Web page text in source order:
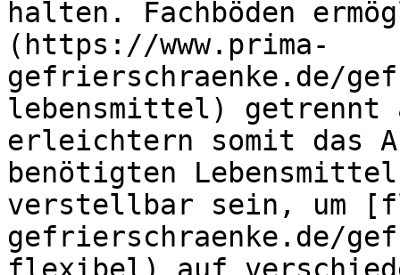
halten. Fachböden
(https://www.prima-
gefrierschraenke.de/
lebensmittel) getrennt
erleichtern somit das
benötigten
verstellbar sein, um
gefrierschraenke.de/